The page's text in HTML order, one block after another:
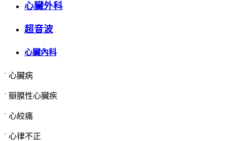
心臟外科
超音波
心臟內科
˙ 心臟病
˙ 瓣膜性心臟疾
˙ 心絞痛
˙ 心律不正